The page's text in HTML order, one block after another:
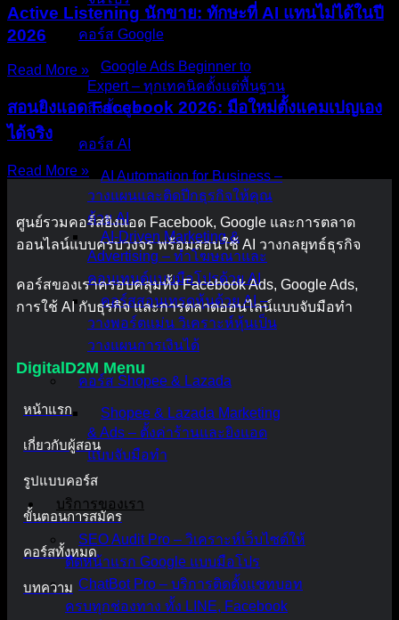
คอร์ส Google
Google Ads Beginner to
Expert – ทุกเทคนิคตั้งแต่พื้นฐาน
ถึงขั้นสูง
คอร์ส AI
AI Automation for Business –
วางแผนและติดปีกธุรกิจให้คุณ
ด้วย AI
AI-Driven Marketing &
Advertising – ทำโฆษณาและ
คอนเทนต์แบบมือโปรด้วย AI
คอร์สสอนเทรดหุ้นด้วย AI –
วางพอร์ตแม่น วิเคราะห์หุ้นเป็น
วางแผนการเงินได้
คอร์ส Shopee & Lazada
Shopee & Lazada Marketing
& Ads – ตั้งค่าร้านและยิงแอด
แบบจับมือทำ
บริการของเรา
SEO Audit Pro – วิเคราะห์เว็บไซต์ให้
ติดหน้าแรก Google แบบมือโปร
ChatBot Pro – บริการติดตั้งแชทบอท
ครบทุกช่องทาง ทั้ง LINE, Facebook
Active Listening นักขาย: ทักษะที่ AI แทนไม่ได้ในปี
2026
Read More »
สอนยิงแอด Facebook 2026: มือใหม่ตั้งแคมเปญเอง
ได้จริง
Read More »
ศูนย์รวมคอร์สยิงแอด Facebook, Google และการตลาด
ออนไลน์แบบครบวงจร พร้อมสอนใช้ AI วางกลยุทธ์ธุรกิจ
คอร์สของเราครอบคลุมทั้ง Facebook Ads, Google Ads,
การใช้ AI กับธุรกิจ และการตลาดออนไลน์แบบจับมือทำ
DigitalD2M Menu
หน้าแรก
เกี่ยวกับผู้สอน
รูปแบบคอร์ส
ขั้นตอนการสมัคร
คอร์สทั้งหมด
บทความ